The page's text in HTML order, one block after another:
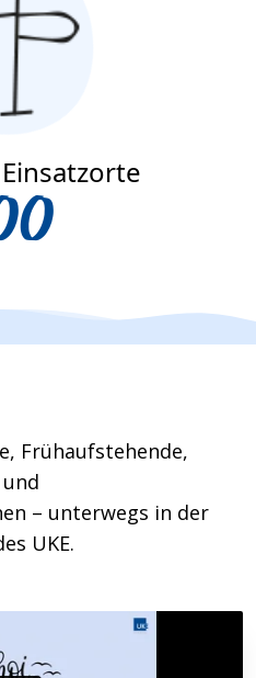
Frühaufstehende,
– unterwegs in der
UKE.